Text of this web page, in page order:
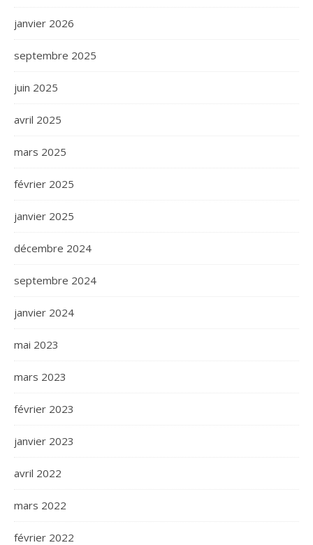
janvier 2026
septembre 2025
juin 2025
avril 2025
mars 2025
février 2025
janvier 2025
décembre 2024
septembre 2024
janvier 2024
mai 2023
mars 2023
février 2023
janvier 2023
avril 2022
mars 2022
février 2022